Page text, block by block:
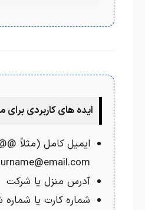
ایده های کاربردی برای
ایمیل کامل (مثلاً
آدرس منزل یا شرکت
شماره کارت یا شماره